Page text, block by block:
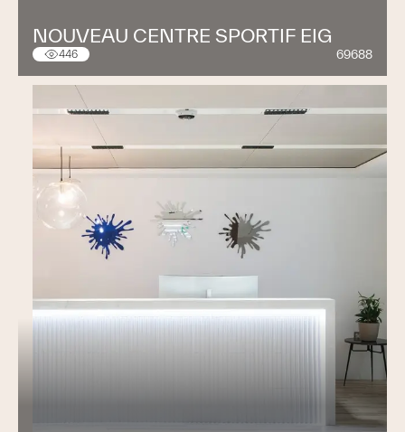
NOUVEAU CENTRE SPORTIF EIG
446 69688